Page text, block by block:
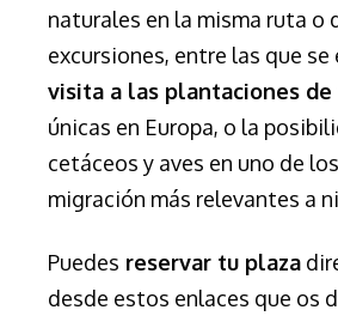
naturales en la misma ruta o
excursiones, entre las que se
visita a las plantaciones de
únicas en Europa, o la
cetáceos y aves en uno de
migración más relevantes a
Puedes reservar tu plaza
desde estos enlaces que os